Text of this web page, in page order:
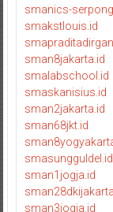
smanics-
smakstlouis.id
sman8jakarta.id
smalabschool.id
smaskanisius.id
sman2jakarta.id
sman68jkt.id
smasungguldel.id
sman1jogja.id
sman3jogja.id